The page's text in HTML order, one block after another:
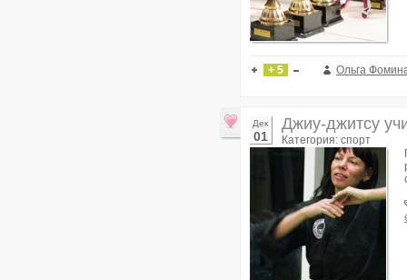
+ 5 Ольга
Дек
01
Джиу-джитсу
Категория: спорт